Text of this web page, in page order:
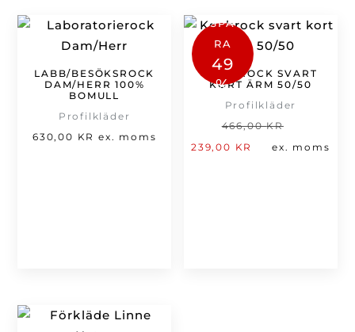
LABB/BESÖKSROCK
DAM/HERR 100%
BOMULL
Profilkläder
630,00 KR ex. moms
SPA
RA
49
%
KOCKROCK SVART
KORT ÄRM 50/50
Profilkläder
466,00KR
239,00 KR
Det
ex. moms